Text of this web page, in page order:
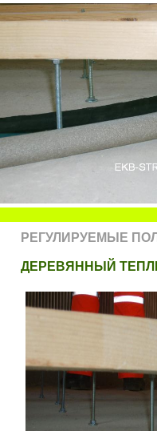
РЕГУЛИРУЕМЫЕ
ДЕРЕВЯННЫЙ